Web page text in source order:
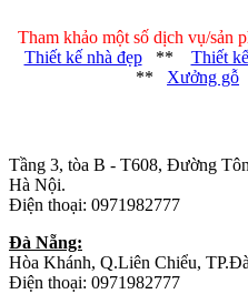
Tham khảo một số dịch vụ/sản
Thiết kế nhà đẹp** Thiết
** Xưởng gỗ
Tầng 3, tòa B - T608, Đường
Hà Nội.
Điện thoại: 0971982777
Đà Nẵng:
Hòa Khánh, Q.Liên Chiểu,
Điện thoại: 0971982777